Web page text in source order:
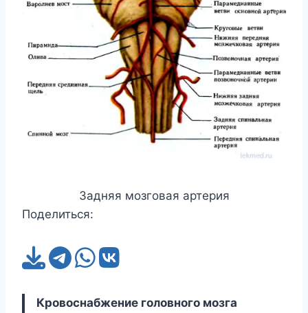
Задняя мозговая артерия
Поделиться:
Кровоснабжение головного мозга